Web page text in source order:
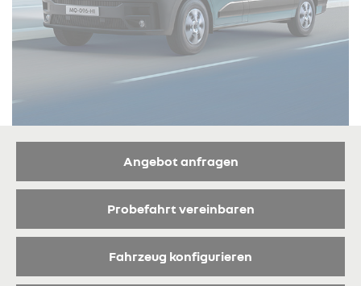
Angebot anfragen
Probefahrt vereinbaren
Fahrzeug konfigurieren